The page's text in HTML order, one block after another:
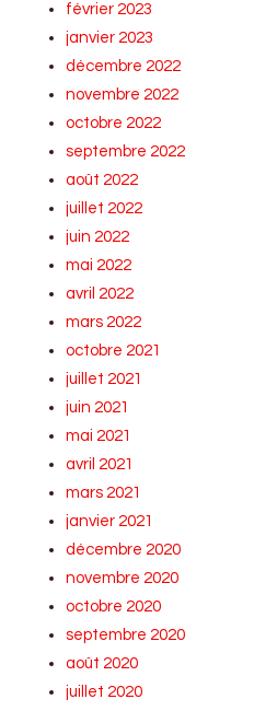
février 2023
janvier 2023
décembre 2022
novembre 2022
octobre 2022
septembre 2022
août 2022
juillet 2022
juin 2022
mai 2022
avril 2022
mars 2022
octobre 2021
juillet 2021
juin 2021
mai 2021
avril 2021
mars 2021
janvier 2021
décembre 2020
novembre 2020
octobre 2020
septembre 2020
août 2020
juillet 2020